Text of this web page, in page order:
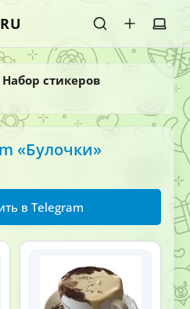
Набор стикеров
«Булочки»
в Telegram